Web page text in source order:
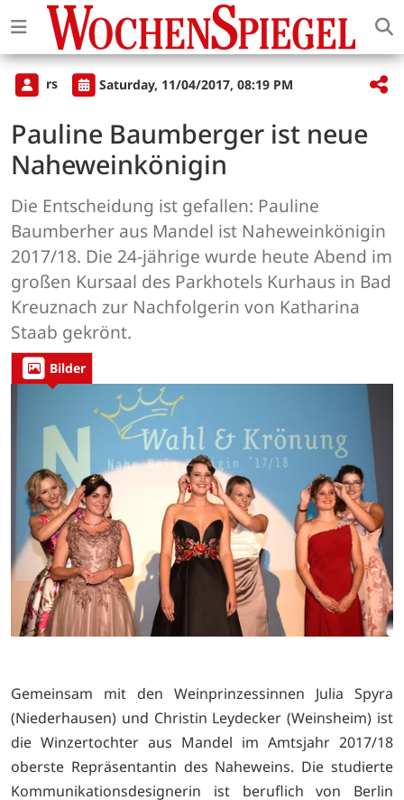
rs Saturday, 11/04/2017, 08:19 PM
Pauline Baumberger ist neue
Naheweinkönigin
Die Entscheidung ist gefallen: Pauline
Baumberher aus Mandel ist Naheweinkönigin
2017/18. Die 24-jährige wurde heute Abend im
großen Kursaal des Parkhotels Kurhaus in Bad
Kreuznach zur Nachfolgerin von Katharina
Staab gekrönt.
Bilder
Gemeinsam mit den Weinprinzessinnen Julia Spyra
(Niederhausen) und Christin Leydecker (Weinsheim) ist
die Winzertochter aus Mandel im Amtsjahr 2017/18
oberste Repräsentantin des Naheweins. Die studierte
Kommunikationsdesignerin ist beruflich von Berlin